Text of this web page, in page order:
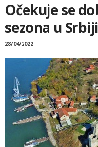
Očekuje se
sezona u Srbiji
28/04/2022